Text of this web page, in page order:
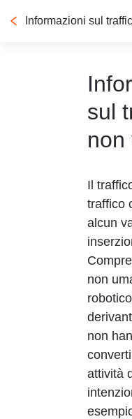
Informazioni sul
sul
non
Il
traffico
alcun
non
non
attività